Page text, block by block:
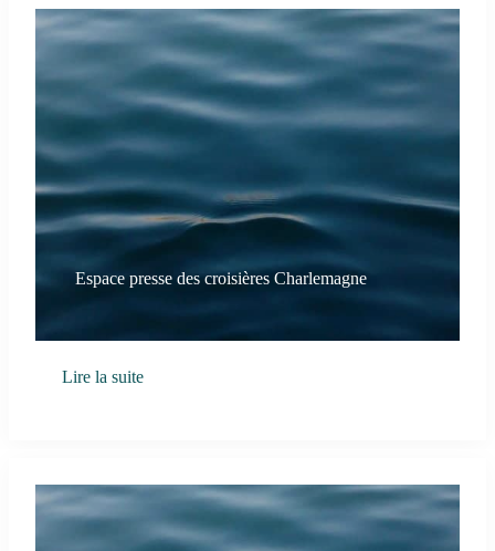
Espace presse des croisières Charlemagne
Lire la suite